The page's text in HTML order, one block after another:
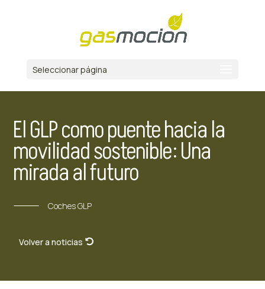
Seleccionar página
El GLP como puente hacia la
movilidad sostenible: Una
mirada al futuro
Coches GLP
Volver a noticias